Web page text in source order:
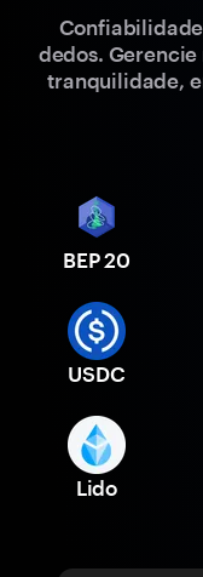
dedos.
tranquilidade,
BEP 20
USDC
Lido